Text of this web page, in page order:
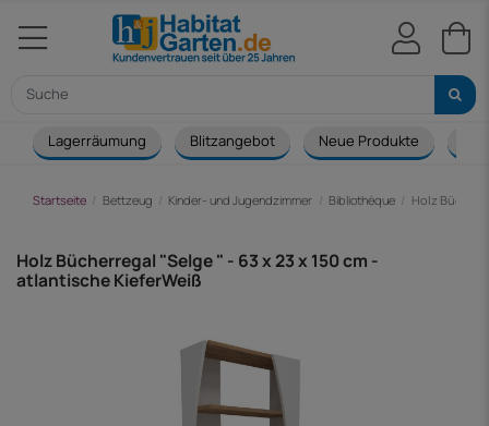
Lagerräumung Blitzangebot Neue Produkte
Startseite Bettzeug Kinder- und Jugendzimmer Bibliothèque Holz
Holz Bücherregal "Selge " - 63 x 23 x 150 cm -
atlantische KieferWeiß